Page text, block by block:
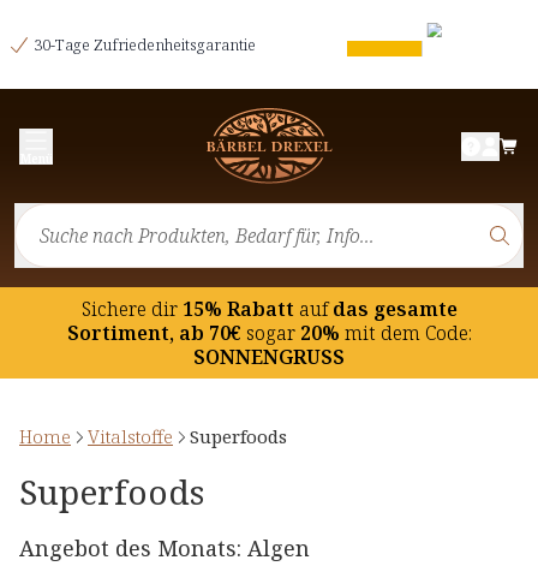
30-Tage Zufriedenheitsgarantie
Sichere dir15% Rabatt aufdas gesamte
Sortiment, ab 70€ sogar20% mit dem Code:
SONNENGRUSS
Home Vitalstoffe Superfoods
Superfoods
Angebot des Monats: Algen